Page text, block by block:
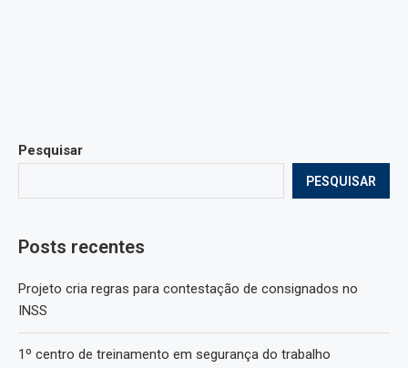
Pesquisar
PESQUISAR
Posts recentes
Projeto cria regras para contestação de consignados no
INSS
1º centro de treinamento em segurança do trabalho